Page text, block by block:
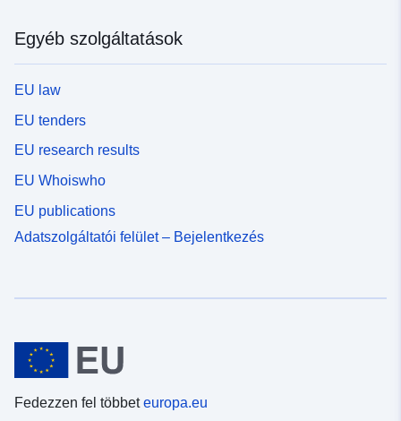
Egyéb szolgáltatások
EU law
EU tenders
EU research results
EU Whoiswho
EU publications
Adatszolgáltatói felület – Bejelentkezés
Fedezzen fel többeteuropa.eu